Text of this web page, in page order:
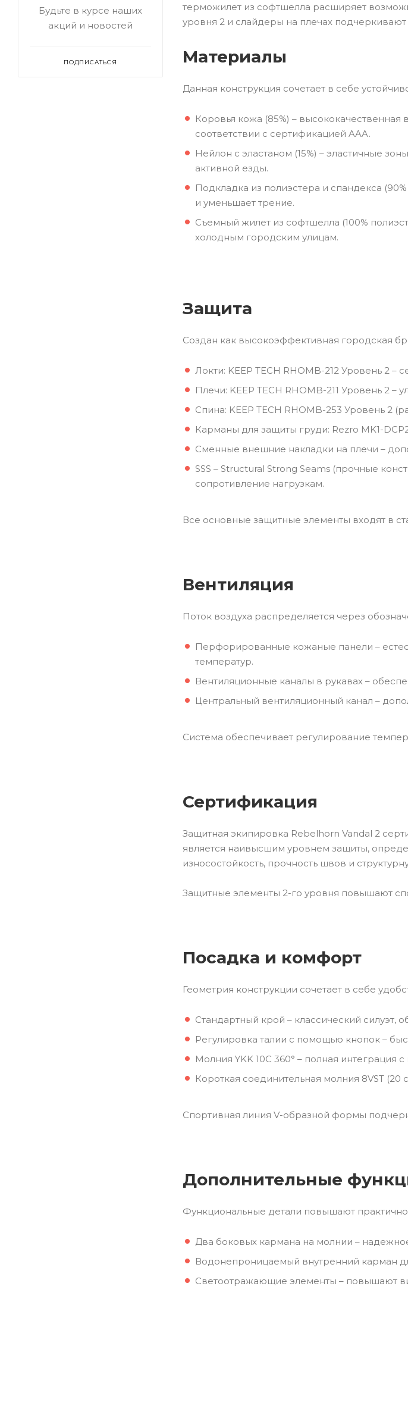
терможилет из софтшелла расширяет
уровня 2 и слайдеры на плечах
Материалы
Данная конструкция сочетает в себе
Коровья кожа (85%) –
соответствии с сертификацией AAA.
Нейлон с эластаном (15%) – эластичные
активной езды.
Подкладка из полиэстера и спандекса
и уменьшает трение.
Съемный жилет из софтшелла (100%
холодным городским улицам.
Защита
Создан как высокоэффективная городская
Локти: KEEP TECH RHOMB-212 Уровень 2
Плечи: KEEP TECH RHOMB-211 Уровень 2 –
Спина: KEEP TECH RHOMB-253 Уровень 2
Карманы для защиты груди: Rezro MK1-
Сменные внешние накладки на плечи –
SSS – Structural Strong Seams (прочные
сопротивление нагрузкам.
Все основные защитные элементы входят в
Вентиляция
Поток воздуха распределяется через
Перфорированные кожаные панели –
температур.
Вентиляционные каналы в рукавах –
Центральный вентиляционный канал –
Система обеспечивает регулирование
Сертификация
Защитная экипировка Rebelhorn Vandal 2
является наивысшим уровнем защиты,
износостойкость, прочность швов и
Защитные элементы 2-го уровня повышают
Посадка и комфорт
Геометрия конструкции сочетает в себе
Стандартный крой – классический
Регулировка талии с помощью кнопок –
Молния YKK 10C 360° – полная
Короткая соединительная молния 8VST
Спортивная линия V-образной формы
Дополнительные
Функциональные детали повышают
Два боковых кармана на молнии –
Водонепроницаемый внутренний карман
Светоотражающие элементы – повышают
Будьте в курсе наших
акций и новостей
ПОДПИСАТЬСЯ